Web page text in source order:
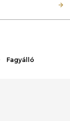
Fagyálló